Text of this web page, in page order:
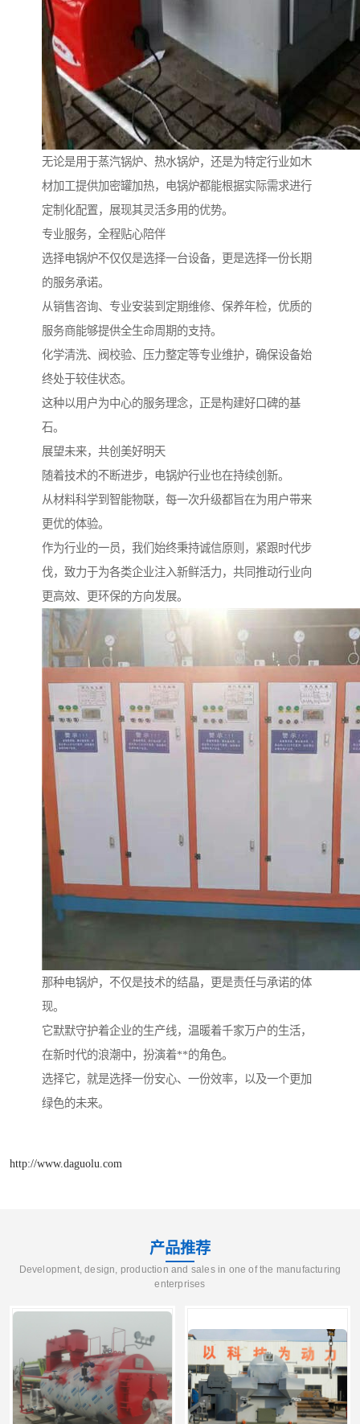
无论是用于蒸汽锅炉、热水锅炉，还是为特定行业如木
材加工提供加密罐加热，电锅炉都能根据实际需求进行
定制化配置，展现其灵活多用的优势。
专业服务，全程贴心陪伴
选择电锅炉不仅仅是选择一台设备，更是选择一份长期
的服务承诺。
从销售咨询、专业安装到定期维修、保养年检，优质的
服务商能够提供全生命周期的支持。
化学清洗、阀校验、压力整定等专业维护，确保设备始
终处于较佳状态。
这种以用户为中心的服务理念，正是构建好口碑的基
石。
展望未来，共创美好明天
随着技术的不断进步，电锅炉行业也在持续创新。
从材料科学到智能物联，每一次升级都旨在为用户带来
更优的体验。
作为行业的一员，我们始终秉持诚信原则，紧跟时代步
伐，致力于为各类企业注入新鲜活力，共同推动行业向
更高效、更环保的方向发展。
那种电锅炉，不仅是技术的结晶，更是责任与承诺的体
现。
它默默守护着企业的生产线，温暖着千家万户的生活，
在新时代的浪潮中，扮演着**的角色。
选择它，就是选择一份安心、一份效率，以及一个更加
绿色的未来。
http://www.daguolu.com
产品推荐
Development, design, production and sales in one of the manufacturing
enterprises